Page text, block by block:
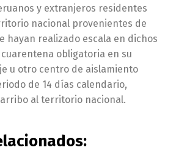
y extranjeros residentes
nacional provenientes de
hayan realizado escala en dichos
obligatoria en su
u otro centro de aislamiento
de 14 días calendario,
al territorio nacional.